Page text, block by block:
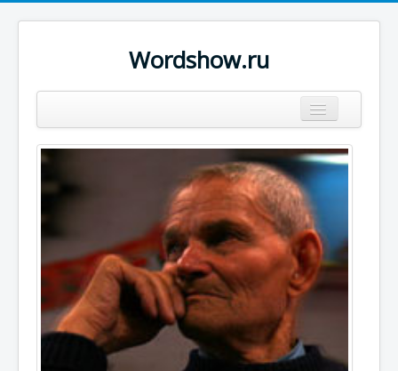
Wordshow.ru
Популярные цитаты